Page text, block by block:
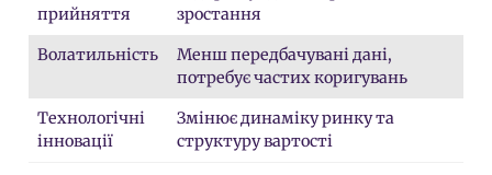
прийняття
зростання
Волатильність
Менш передбачувані дані,
потребує частих коригувань
Технологічні
інновації
Змінює динаміку ринку та
структуру вартості